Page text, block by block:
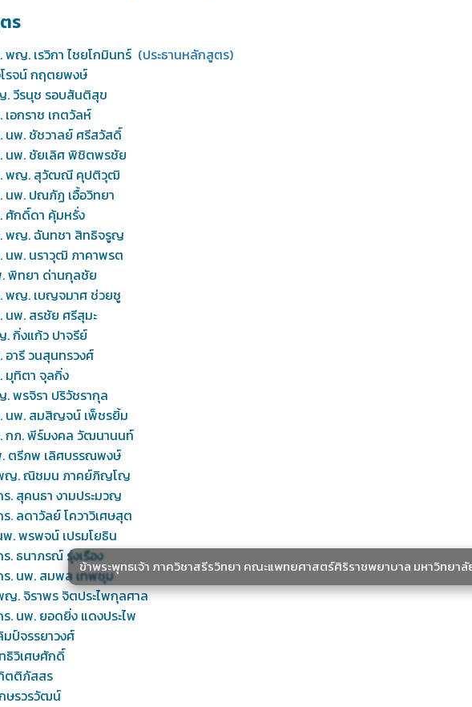
ข้าพระพุทธเจ้า ภาควิชาสรีรวิทยา คณะแพทยศาสตร์ศิริราชพยาบาล มหาวิทยา
ร
พญ. เรวิกา ไชยโกมินทร์ (ประธานหลักสูตร)
รจน์ กฤตยพงษ์
. วีรนุช รอบสันติสุข
เอกราช เกตวัลห์
นพ. ชัชวาลย์ ศรีสวัสดิ์
นพ. ชัยเลิศ พิชิตพรชัย
ร. พญ. สุวัฒณี คุปติวุฒิ
นพ. ปณภัฏ เอื้อวิทยา
ศักดิ์ดา คุ้มหรั่ง
. พญ. ฉันทชา สิทธิจรูญ
นพ. นราวุฒิ ภาคาพรต
พิทยา ด่านกุลชัย
. พญ. เบญจมาศ ช่วยชู
นพ. สรชัย ศรีสุมะ
กิ่งแก้ว ปาจรีย์
อารี วนสุนทรวงศ์
มุทิตา จุลกิ่ง
พรจิรา ปริวัชรากุล
. นพ. สมสิญจน์ เพ็ชรยิ้ม
. กภ. พีร์มงคล วัฒนานนท์
. ตรีภพ เลิศบรรณพงษ์
พญ. ณิชมน ภาคย์ภิญโญ
. สุคนธา งามประมวญ
. ลดาวัลย์ โควาวิเศษสุต
. พรพจน์ เปรมโยธิน
. ธนาภรณ์ รุ่งเรือง
ร. นพ. สมพล เทพชุม
. จิราพร จิตประไพกุลศาล
. นพ. ยอดยิ่ง แดงประไพ
ป์จรรยาวงศ์
ธิวิเศษศักดิ์
ตติภัสสร
ษรวรวัฒน์